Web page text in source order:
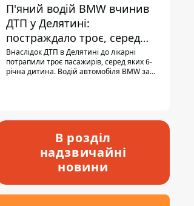
П'яний водій BMW вчинив
ДТП у Делятині:
постраждало троє, серед
них - дитина
Внаслідок ДТП в Делятині до лікарні
потрапили троє пасажирів, серед яких 6-
річна дитина. Водій автомобіля BMW за
В розділ
надзвичайні
новини